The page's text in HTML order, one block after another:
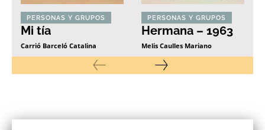
PERSONAS Y GRUPOS
Mi tía
Carrió Barceló Catalina
PERSONAS Y GRUPOS
Hermana – 1963
Melis Caulles Mariano